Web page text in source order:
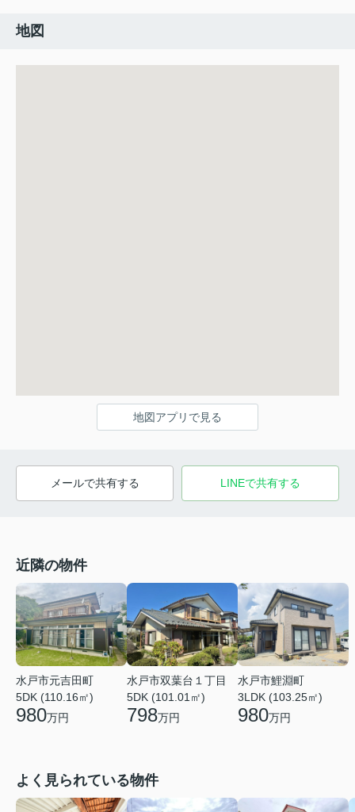
地図
地図アプリで見る
メールで共有する LINEで共有する
近隣の物件
水戸市元吉田町
5DK (110.16㎡)
980万円
水戸市双葉台１丁目
5DK (101.01㎡)
798万円
水戸市鯉淵町
3LDK (103.25㎡)
980万円
よく見られている物件